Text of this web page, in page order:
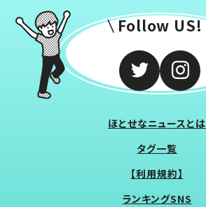
Follow US!
ほとせなニュースとは
タグ一覧
【利用規約】
ランキングSNS